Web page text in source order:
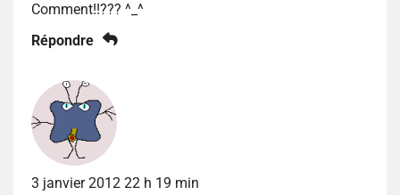
Comment!!??? ^_^
Répondre
3 janvier 2012 22 h 19 min